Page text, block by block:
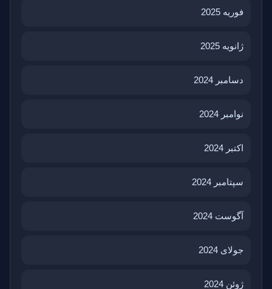
فوریه 2025
ژانویه 2025
دسامبر 2024
نوامبر 2024
اکتبر 2024
سپتامبر 2024
آگوست 2024
جولای 2024
ژوئن 2024